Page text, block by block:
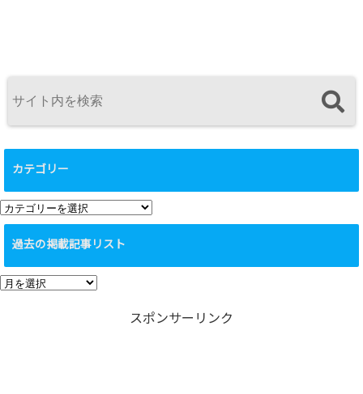
カテゴリー
カ
テ
リ
ー
過去の掲載記事リスト
過
スポンサーリンク